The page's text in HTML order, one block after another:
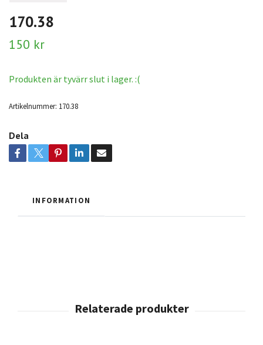
170.38
150 kr
Produkten är tyvärr slut i lager. :(
Artikelnummer: 170.38
Dela
INFORMATION